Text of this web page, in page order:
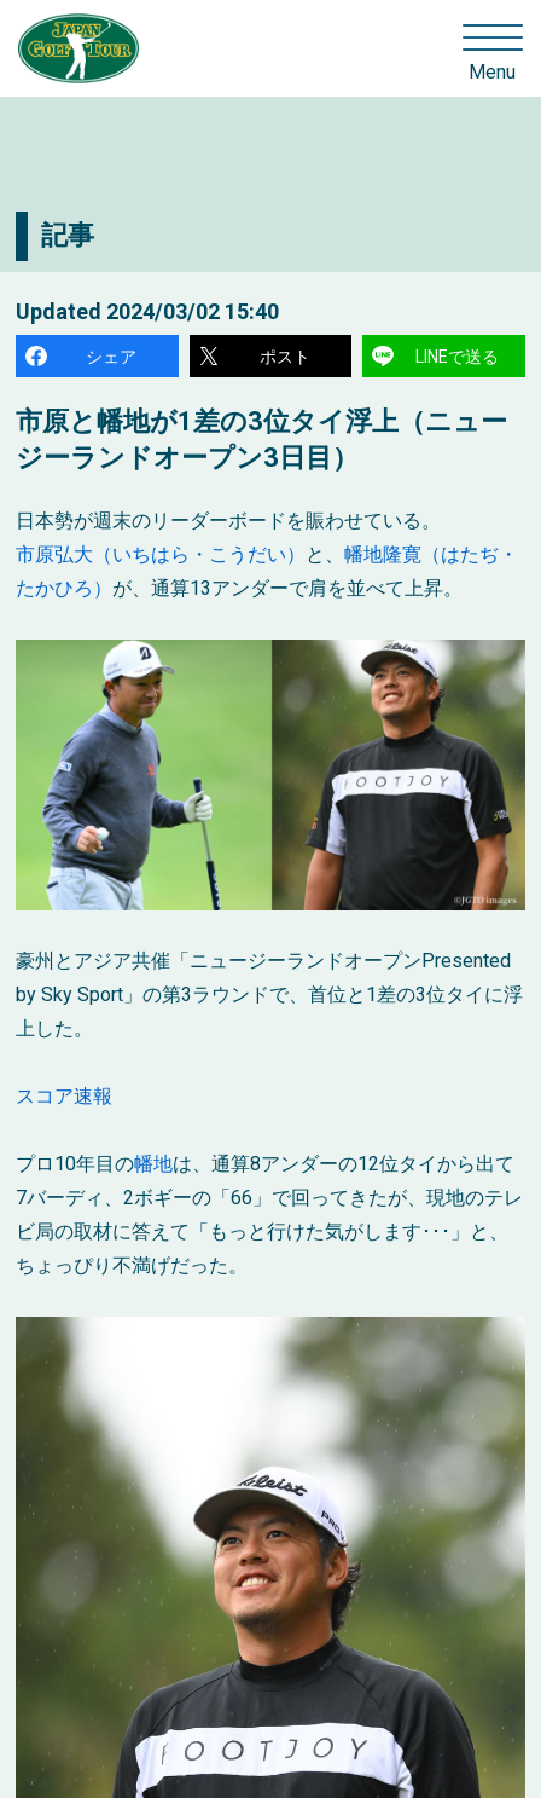
Menu
記事
Updated 2024/03/02 15:40
シェア ポスト LINEで送る
市原と幡地が1差の3位タイ浮上（ニュー
ジーランドオープン3日目）
日本勢が週末のリーダーボードを賑わせている。
市原弘大（いちはら・こうだい） と、幡地隆寛（はたぢ・
たかひろ） が、通算13アンダーで肩を並べて上昇。
豪州とアジア共催「ニュージーランドオープンPresented
by Sky Sport」の第3ラウンドで、首位と1差の3位タイに浮
上した。
スコア速報
プロ10年目の幡地は、通算8アンダーの12位タイから出て
7バーディ、2ボギーの「66」で回ってきたが、現地のテレ
ビ局の取材に答えて「もっと行けた気がします･･･」と、
ちょっぴり不満げだった。